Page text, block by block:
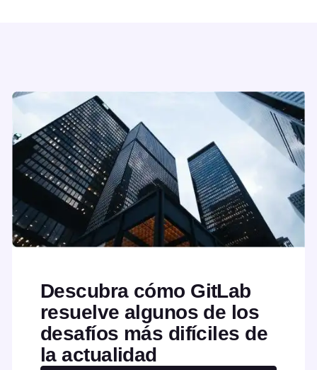
Descubra cómo GitLab
resuelve algunos de los
desafíos más difíciles de
la actualidad